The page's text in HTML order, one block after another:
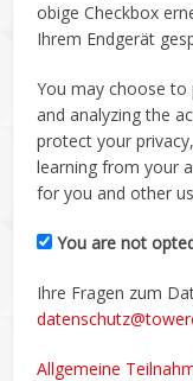
obige Checkbox
Ihrem Endgerät
You may choose
and analyzing the
protect your
learning from your
for you and other
You are not
Ihre Fragen zum
Allgemeine